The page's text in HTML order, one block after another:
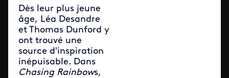
Dès leur plus jeune
âge, Léa Desandre
et Thomas Dunford y
ont trouvé une
source d'inspiration
inépuisable. Dans
Chasing Rainbows,